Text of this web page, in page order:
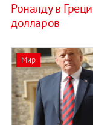
Роналду в
долларов
Мир